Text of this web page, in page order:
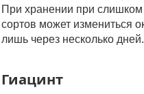
При хранении при слишком
сортов может измениться
лишь через несколько
Гиацинт